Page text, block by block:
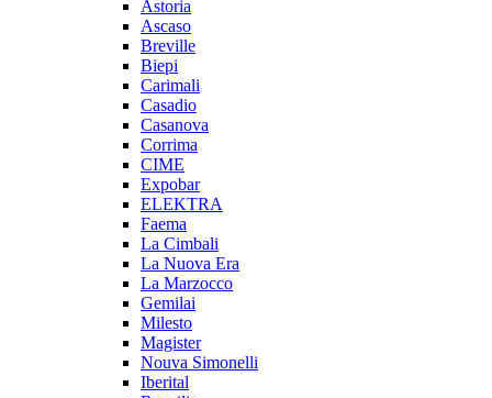
Astoria
Ascaso
Breville
Biepi
Carimali
Casadio
Casanova
Corrima
CIME
Expobar
ELEKTRA
Faema
La Cimbali
La Nuova Era
La Marzocco
Gemilai
Milesto
Magister
Nouva Simonelli
Iberital